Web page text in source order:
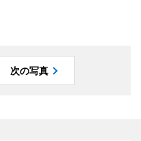
次の写真